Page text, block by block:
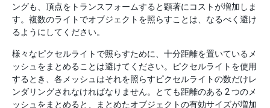
ングも、頂点をトランスフォームすると顕著にコストが増加しま
す。複数のライトでオブジェクトを照らすことは、なるべく避け
るようにしてください。
様々なピクセルライトで照らすために、十分距離を置いているメ
ッシュをまとめることは避けてください。ピクセルライトを使用
するとき、各メッシュはそれを照らすピクセルライトの数だけレ
ンダリングされなければなりません。とても距離のある 2 つのメ
ッシュをまとめると、まとめたオブジェクトの有効サイズが増加